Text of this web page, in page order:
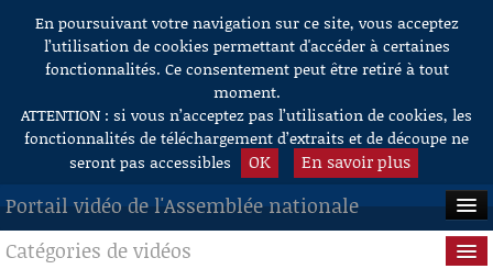
Aller au contenu
En poursuivant votre navigation sur ce site, vous acceptez
l’utilisation de cookies permettant d'accéder à certaines
fonctionnalités. Ce consentement peut être retiré à tout
moment.
ATTENTION : si vous n’acceptez pas l’utilisation de cookies, les
fonctionnalités de téléchargement d’extraits et de découpe ne
seront pas accessibles
OK En savoir plus
Portail vidéo de l'Assemblée nationale
ACCUEIL
Catégories de vidéos